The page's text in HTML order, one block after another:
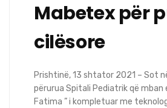
Mabetex për
cilësore
Prishtinë, 13 shtator 2021 – Sot
përurua Spitali Pediatrik që mban
Fatima ” i kompletuar me